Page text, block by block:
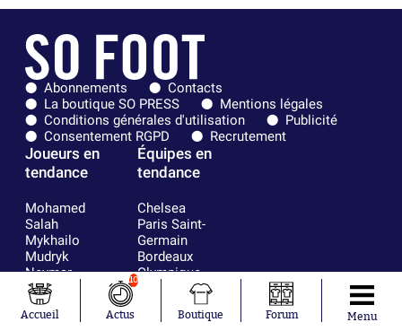
Abonnements
Contacts
La boutique SO PRESS
Mentions légales
Conditions générales d'utilisation
Publicité
Consentement RGPD
Recrutement
Joueurs en
tendance
Mohamed
Salah
Mykhailo
Mudryk
Neymar
Khalis Merah
Loïs Openda
Moussa
Équipes en
tendance
Chelsea
Paris Saint-
Germain
Bordeaux
Olympique
lyonnais
Real Madrid
Accueil
10
Actus Boutique Forum Menu